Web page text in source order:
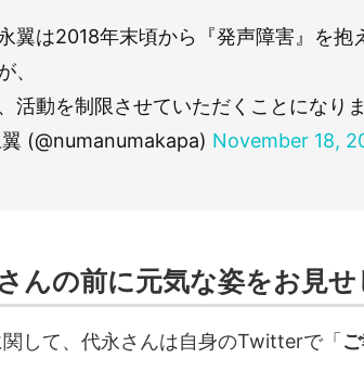
翼は2018年末頃から『発声障害』を抱
、
活動を制限させていただくことになりま
(@numanumakapa) November 18,
んの前に元気な姿をお見せ
して、代永さんは自身のTwitterで「